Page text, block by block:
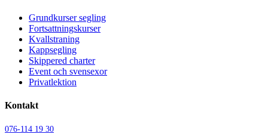
Grundkurser segling
Fortsattningskurser
Kvallstraning
Kappsegling
Skippered charter
Event och svensexor
Privatlektion
Kontakt
076-114 19 30